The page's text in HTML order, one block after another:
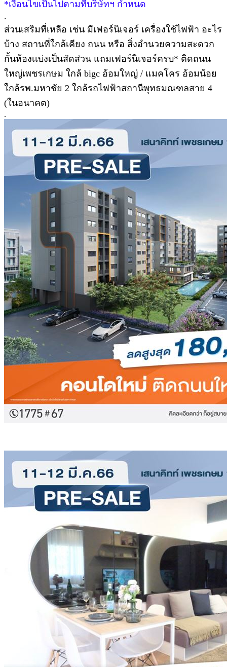
*เงื่อนไขเป็นไปตามที่บริษัทฯ กำหนด
.
ส่วนเสริมที่เหลือ เช่น มีเฟอร์นิเจอร์ เครื่องใช้ไฟฟ้า อะไร
บ้าง สถานที่ใกล้เคียง ถนน หรือ สิ่งอำนวยความสะดวก
กั้นห้องเเบ่งเป็นสัดส่วน แถมเฟอร์นิเจอร์ครบ* ติดถนน
ใหญ่เพชรเกษม ใกล้ bigc อ้อมใหญ่ / แมคโคร อ้อมน้อย
ใกล้รพ.มหาชัย 2 ใกล้รถไฟฟ้าสถานีพุทธมณฑลสาย 4
(ในอนาคต)
.